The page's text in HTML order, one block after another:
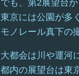
でも、第2展望台
東京には公園が多
モノレール真下の
大都会は川や運河
都内の展望台は東